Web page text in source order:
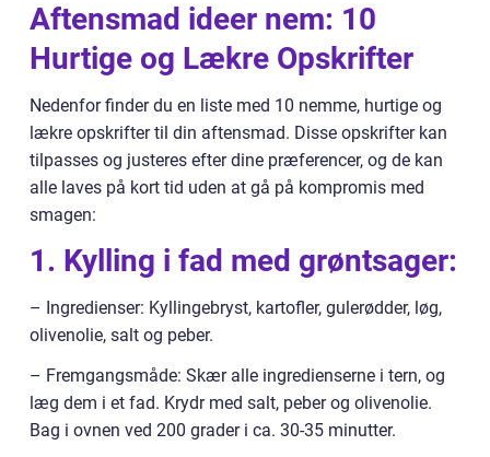
Aftensmad ideer nem: 10
Hurtige og Lækre Opskrifter
Nedenfor finder du en liste med 10 nemme, hurtige og
lækre opskrifter til din aftensmad. Disse opskrifter kan
tilpasses og justeres efter dine præferencer, og de kan
alle laves på kort tid uden at gå på kompromis med
smagen:
1. Kylling i fad med grøntsager:
– Ingredienser: Kyllingebryst, kartofler, gulerødder, løg,
olivenolie, salt og peber.
– Fremgangsmåde: Skær alle ingredienserne i tern, og
læg dem i et fad. Krydr med salt, peber og olivenolie.
Bag i ovnen ved 200 grader i ca. 30-35 minutter.